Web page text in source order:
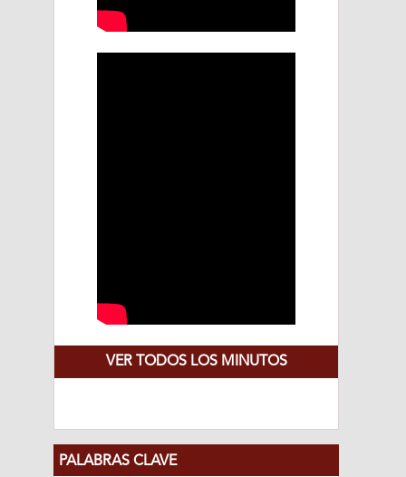
VER TODOS LOS MINUTOS
PALABRAS CLAVE